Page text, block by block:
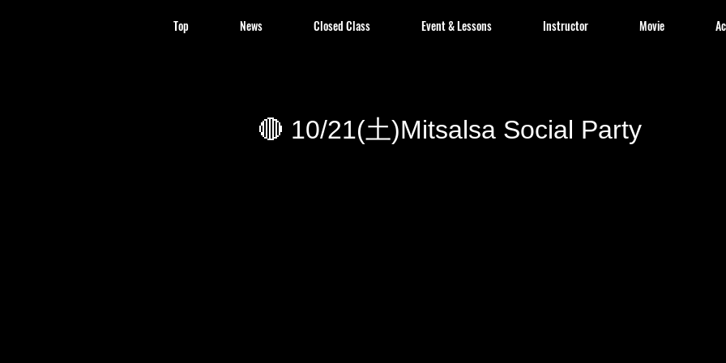
Top News Closed Class Event & Lessons Instructor Movie
🔴 10/21(土)Mitsalsa Social Party